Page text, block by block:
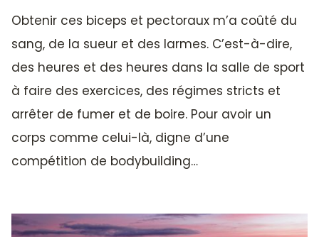
Obtenir ces biceps et pectoraux m’a coûté du
sang, de la sueur et des larmes. C’est-à-dire,
des heures et des heures dans la salle de sport
à faire des exercices, des régimes stricts et
arrêter de fumer et de boire. Pour avoir un
corps comme celui-là, digne d’une
compétition de bodybuilding…